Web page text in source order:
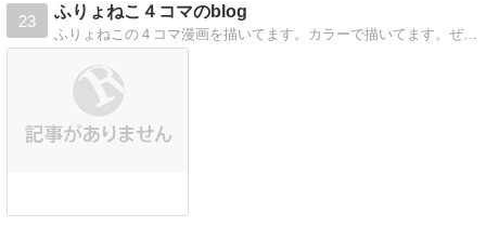
23
ふりょねこ４コマのblog
ふりょねこの４コマ漫画を描いてます。カラーで描いてます。ぜひぜひ見ていってくださいな。